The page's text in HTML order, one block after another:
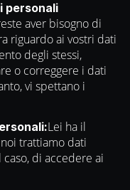
personali
aver bisogno di
riguardo ai vostri dati
degli stessi,
o correggere i dati
vi spettano i
Lei ha il
trattiamo dati
di accedere ai